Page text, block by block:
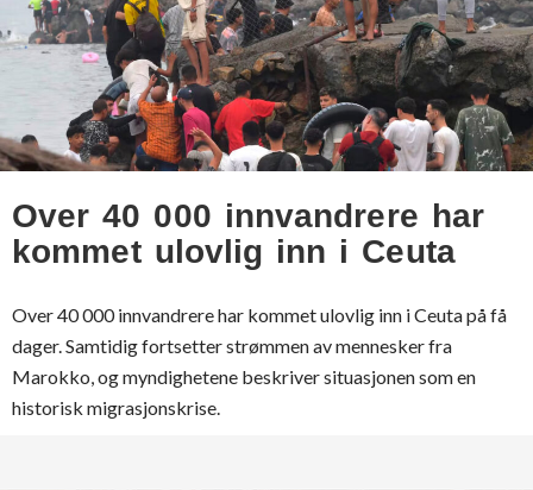
Over 40 000 innvandrere har
kommet ulovlig inn i Ceuta
Over 40 000 innvandrere har kommet ulovlig inn i Ceuta på få
dager. Samtidig fortsetter strømmen av mennesker fra
Marokko, og myndighetene beskriver situasjonen som en
historisk migrasjonskrise.